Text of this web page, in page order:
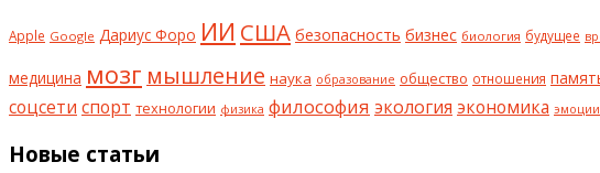
Apple Google Дариус Форо ИИ США безопасность бизнес биология будущее
медицина мозг мышление наука образование общество отношения
соцсети спорт технологии физика философия экология экономика эмоции
Новые статьи